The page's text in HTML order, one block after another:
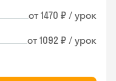
от 1470 ₽ / урок
от 1092 ₽ / урок